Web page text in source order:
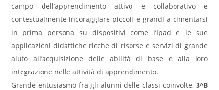
campo dell’apprendimento attivo e collaborativo e
contestualmente incoraggiare piccoli e grandi a cimentarsi
in prima persona su dispositivi come l’Ipad e le sue
applicazioni didattiche ricche di risorse e servizi di grande
aiuto all’acquisizione delle abilità di base e alla loro
integrazione nelle attività di apprendimento.
Grande entusiasmo fra gli alunni delle classi coinvolte,3^B